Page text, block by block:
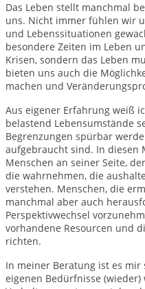
Das Leben stellt manchmal
uns. Nicht immer fühlen wir
und Lebenssituationen
besondere Zeiten im Leben
Krisen, sondern das Leben
bieten uns auch die
machen und
Aus eigener Erfahrung weiß
belastend Lebensumstände
Begrenzungen spürbar
aufgebraucht sind. In diesen
Menschen an seiner Seite,
die wahrnehmen, die
verstehen. Menschen, die
manchmal aber auch
Perspektivwechsel
vorhandene Resourcen und
richten.
In meiner Beratung ist es mir
eigenen Bedürfnisse (wieder)